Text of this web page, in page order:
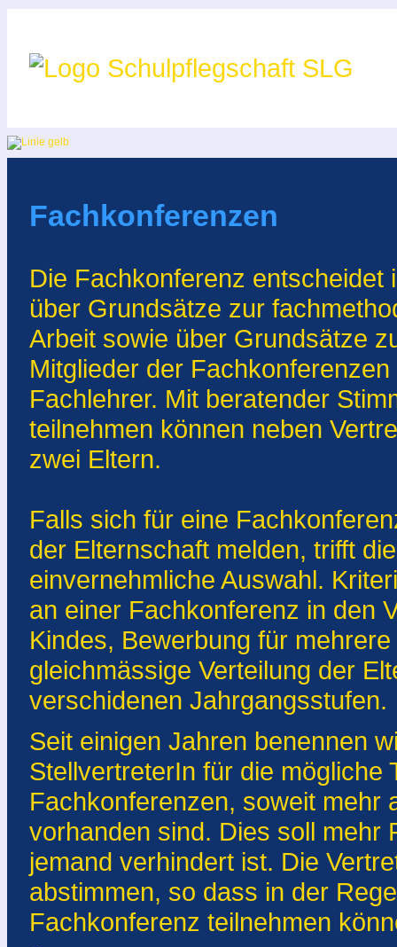
Fachkonferenzen
Die Fachkonferenz
über Grundsätze zur
Arbeit sowie über Grundsätze
Mitglieder der
Fachlehrer. Mit beratender
teilnehmen können neben
zwei Eltern.
Falls sich für eine
der Elternschaft melden, trifft
einvernehmliche Auswahl.
an einer Fachkonferenz in den
Kindes, Bewerbung für
gleichmässige Verteilung der
verschidenen Jahrgangsstufen.
Seit einigen Jahren benennen
StellvertreterIn für die mögliche
Fachkonferenzen, soweit mehr
vorhanden sind. Dies soll mehr
jemand verhindert ist. Die
abstimmen, so dass in der
Fachkonferenz teilnehmen